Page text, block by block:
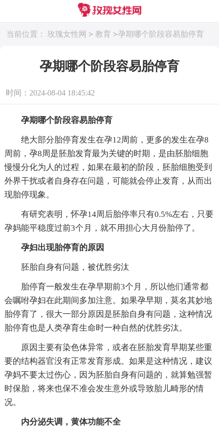
当前位置： 玫瑰女性网 > 教育 >孕期哪个阶段容易胎停育
孕期哪个阶段容易胎停育
时间：2024-08-04 18:45:42
孕期哪个阶段容易胎停育
绝大部分胎停育发生在孕12周前，更多的发生在孕8
周前，孕8周是胚胎发育最为关键的时期，是由胚胎细胞
慢慢分化为人的过程，如果在最初的阶段，胚胎细胞受到
外界干扰或者自身存在问题，可能就会停止发育，从而出
现胎停现象。
有研究表明，怀孕14周后胎停率只有0.5%左右，只要
孕妈能平稳度过前3个月，就不用担心大月份胎停了。
孕妇出现胎停育的原因
胚胎自身有问题，被优胜劣汰
胎停育一般发生在孕早期前3个月，所以他们通常都
会嘱咐孕妇在此期间多加注意。如果孕早期，莫名其妙地
胎停育了，很大一部分原因是胚胎自身有问题，这种情况
胎停育也是人类孕育生命时一种自然的优胜劣汰。
原因主要有染色体异常，或者在胚胎发育早期某些重
要的结构器官没有正常发育形成。如果是这种情况，建议
孕妈不要太过伤心，因为胚胎自身有问题的，就算勉强暂
时保胎，将来也保不准会发生意外或导致胎儿畸形的情
况。
内分泌失调，黄体功能不全